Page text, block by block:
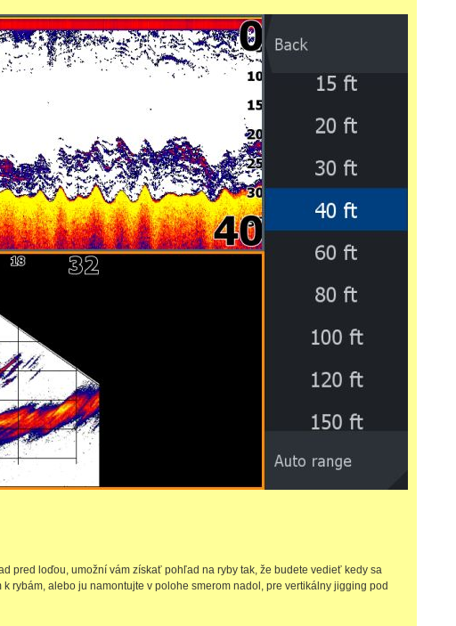
pred loďou, umožní vám získať pohľad na ryby tak, že budete vedieť kedy sa
rybám, alebo ju namontujte v polohe smerom nadol, pre vertikálny jigging pod